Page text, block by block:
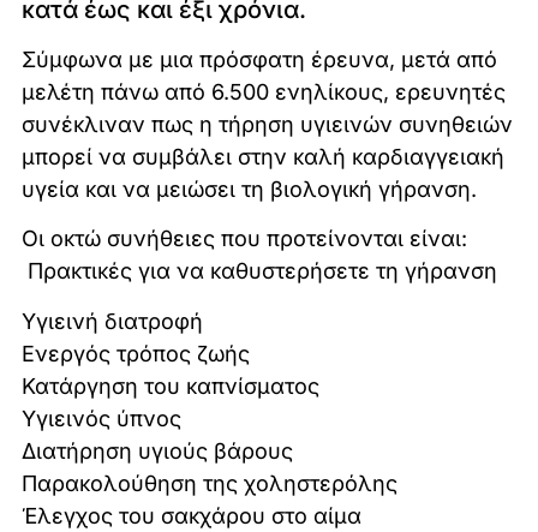
κατά έως και έξι χρόνια.
Σύμφωνα με μια πρόσφατη έρευνα, μετά από
μελέτη πάνω από 6.500 ενηλίκους, ερευνητές
συνέκλιναν πως η τήρηση υγιεινών συνηθειών
μπορεί να συμβάλει στην καλή καρδιαγγειακή
υγεία και να μειώσει τη βιολογική γήρανση.
Οι οκτώ συνήθειες που προτείνονται είναι:
Πρακτικές για να καθυστερήσετε τη γήρανση
Υγιεινή διατροφή
Ενεργός τρόπος ζωής
Κατάργηση του καπνίσματος
Υγιεινός ύπνος
Διατήρηση υγιούς βάρους
Παρακολούθηση της χοληστερόλης
Έλεγχος του σακχάρου στο αίμα